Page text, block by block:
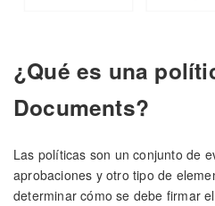
¿Qué es una
Documents?
Las políticas son un conjunto de
aprobaciones y otro tipo de
determinar cómo se debe firmar